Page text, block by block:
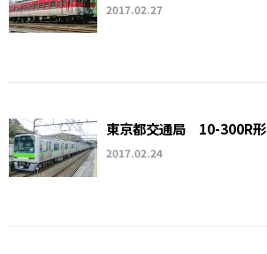
2017.02.27
東京都交通局 10-300R形
2017.02.24